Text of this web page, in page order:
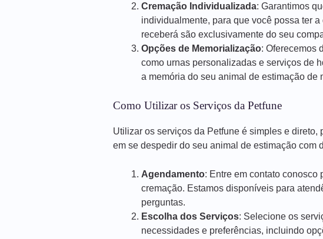
Cremação Individualizada: Garantimos
individualmente, para que você possa ter
receberá são exclusivamente do seu
Opções de Memorialização: Oferecemos
como urnas personalizadas e serviços de
a memória do seu animal de estimação de
Como Utilizar os Serviços da Petfune
Utilizar os serviços da Petfune é simples e direto,
em se despedir do seu animal de estimação com
Agendamento: Entre em contato conosco
cremação. Estamos disponíveis para
perguntas.
Escolha dos Serviços: Selecione os
necessidades e preferências, incluindo